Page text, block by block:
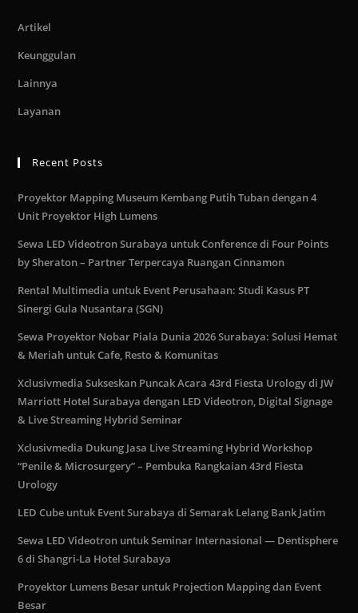
Artikel
Keunggulan
Lainnya
Layanan
Recent Posts
Proyektor Mapping Museum Kembang Putih Tuban dengan 4
Unit Proyektor High Lumens
Sewa LED Videotron Surabaya untuk Conference di Four Points
by Sheraton – Partner Terpercaya Ruangan Cinnamon
Rental Multimedia untuk Event Perusahaan: Studi Kasus PT
Sinergi Gula Nusantara (SGN)
Sewa Proyektor Nobar Piala Dunia 2026 Surabaya: Solusi Hemat
& Meriah untuk Cafe, Resto & Komunitas
Xclusivmedia Sukseskan Puncak Acara 43rd Fiesta Urology di JW
Marriott Hotel Surabaya dengan LED Videotron, Digital Signage
& Live Streaming Hybrid Seminar
Xclusivmedia Dukung Jasa Live Streaming Hybrid Workshop
“Penile & Microsurgery” – Pembuka Rangkaian 43rd Fiesta
Urology
LED Cube untuk Event Surabaya di Semarak Lelang Bank Jatim
Sewa LED Videotron untuk Seminar Internasional — Dentisphere
6 di Shangri-La Hotel Surabaya
Proyektor Lumens Besar untuk Projection Mapping dan Event
Besar